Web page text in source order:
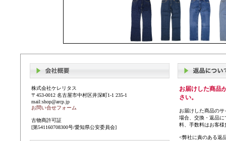
株式会社ケレリタス
〒453-0012 名古屋市中村区井深町1-1 235-1
mail:shop@arcp.jp
お問い合せフォーム
古物商許可証
[第541160708300号/愛知県公安委員会]
お届けした商品
さい。
お届けした商品の
場合、交換・返品
料、手数料はお客
<弊社に責のある返